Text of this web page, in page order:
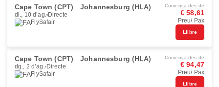
Cape Town (CPT) Johannesburg (HLA)
dl., 10 d’ag. Directe
FlySafair
Comença des de
€ 58,61
Preu/ Pax
Llibre
Cape Town (CPT) Johannesburg (HLA)
dg., 2 d’ag. Directe
FlySafair
Comença des de
€ 94,47
Preu/ Pax
Llibre